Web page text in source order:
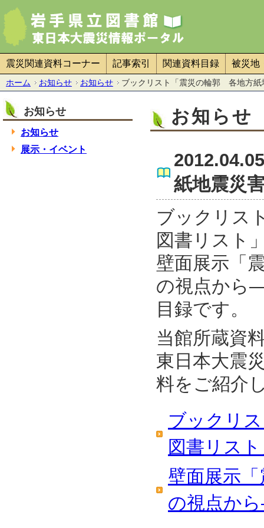
震災関連資料コーナー 記事索引 関連資料目録 被災地
ホーム お知らせ お知らせ ブックリスト「震災の輪郭 各地方紙
お知らせ
紙地震災
ブックリス
図書リスト
壁面展示「
の視点から
目録です。
当館所蔵資
東日本大震
料をご紹介
ブックリ
図書リス
壁面展示
の視点か
お知らせ
お知らせ
展示・イベント